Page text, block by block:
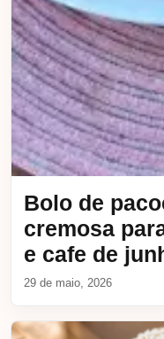
Bolo de
cremosa
e cafe de
29 de maio, 2026